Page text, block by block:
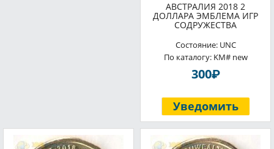
АВСТРАЛИЯ 2018 2
ДОЛЛАРА ЭМБЛЕМА ИГР
СОДРУЖЕСТВА
Состояние: UNC
По каталогу: KM# new
300P
Уведомить